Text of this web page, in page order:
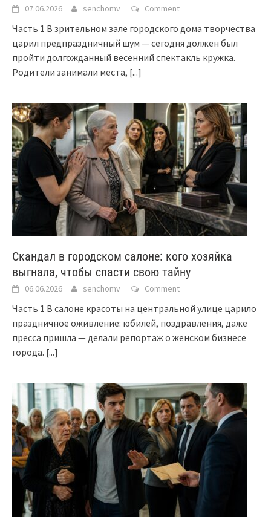
07.06.2026 senchomv Comment
Часть 1 В зрительном зале городского дома творчества
царил предпраздничный шум — сегодня должен был
пройти долгожданный весенний спектакль кружка.
Родители занимали места, [...]
Скандал в городском салоне: кого хозяйка
выгнала, чтобы спасти свою тайну
06.06.2026 senchomv Comment
Часть 1 В салоне красоты на центральной улице царило
праздничное оживление: юбилей, поздравления, даже
пресса пришла — делали репортаж о женском бизнесе
города. [...]